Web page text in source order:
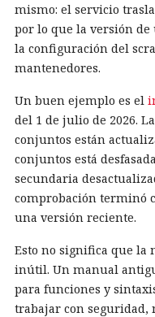
mismo: el servicio
por lo que la versión de
la configuración del
mantenedores.
Un buen ejemplo es el
del 1 de julio de 2026.
conjuntos están
conjuntos está
secundaria
comprobación terminó
una versión reciente.
Esto no significa que la
inútil. Un manual
para funciones y
trabajar con seguridad,